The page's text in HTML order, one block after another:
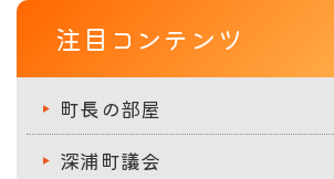
注目コンテンツ
町長の部屋
深浦町議会